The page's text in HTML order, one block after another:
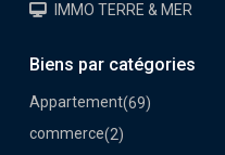
IMMO TERRE & MER
Biens par catégories
Appartement(69)
commerce(2)